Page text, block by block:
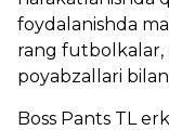
foydalanishda
rang futbolkalar,
poyabzallari
Boss Pants TL